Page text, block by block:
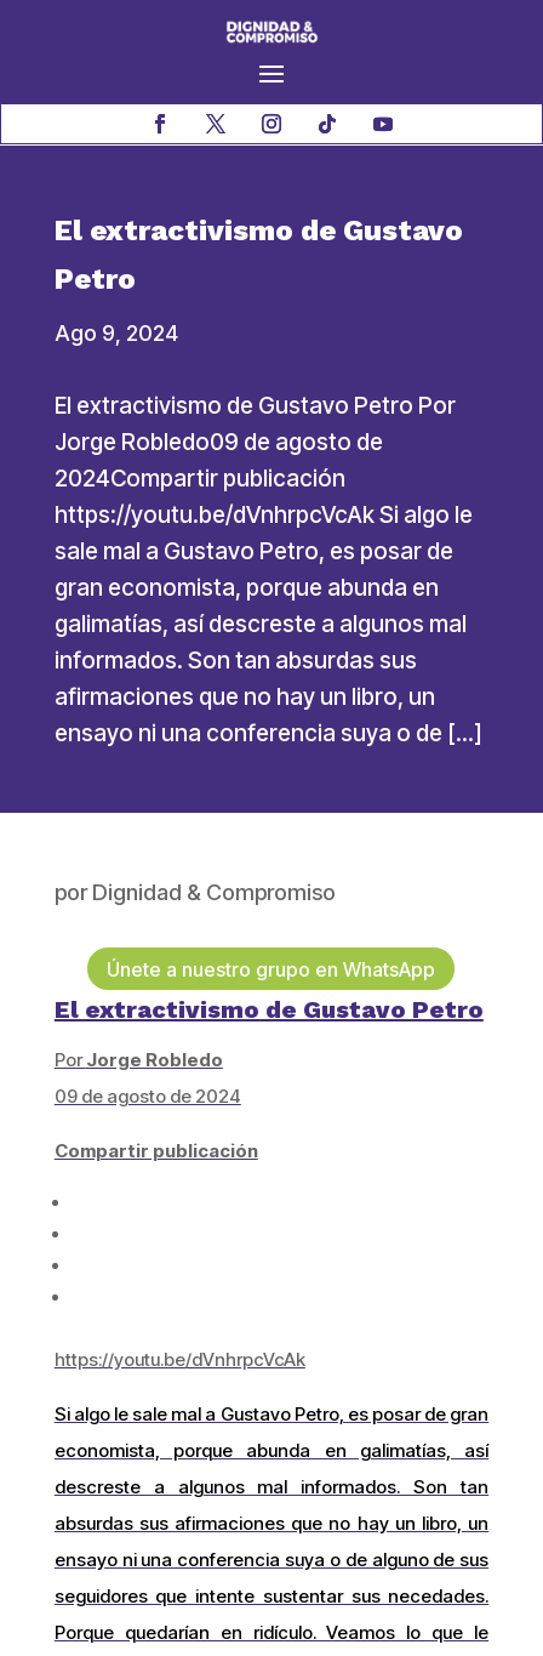
El extractivismo de Gustavo
Petro
Ago 9, 2024
El extractivismo de Gustavo Petro Por
Jorge Robledo09 de agosto de
2024Compartir publicación
https://youtu.be/dVnhrpcVcAk Si algo le
sale mal a Gustavo Petro, es posar de
gran economista, porque abunda en
galimatías, así descreste a algunos mal
informados. Son tan absurdas sus
afirmaciones que no hay un libro, un
ensayo ni una conferencia suya o de […]
porDignidad & Compromiso
Únete a nuestro grupo en WhatsApp
El extractivismo de Gustavo Petro
PorJorge Robledo
09 de agosto de 2024
Compartir publicación
https://youtu.be/dVnhrpcVcAk
Si algo le sale mal a Gustavo Petro, es posar de gran
economista, porque abunda en galimatías, así
descreste a algunos mal informados. Son tan
absurdas sus afirmaciones que no hay un libro, un
ensayo ni una conferencia suya o de alguno de sus
seguidores que intente sustentar sus necedades.
Porque quedarían en ridículo. Veamos lo que le